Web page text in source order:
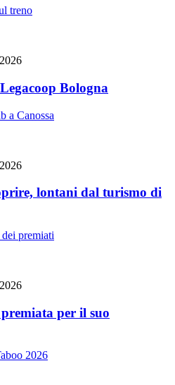
Bologna
lontani dal turismo di
per il suo